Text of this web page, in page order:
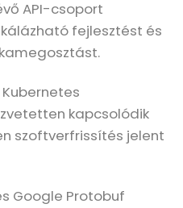
API-csoport
fejlesztést és
Kubernetes
kapcsolódik
szoftverfrissítés jelent
Google Protobuf